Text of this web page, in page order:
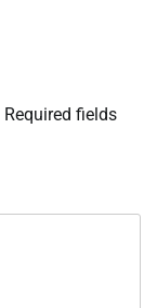
Required fields